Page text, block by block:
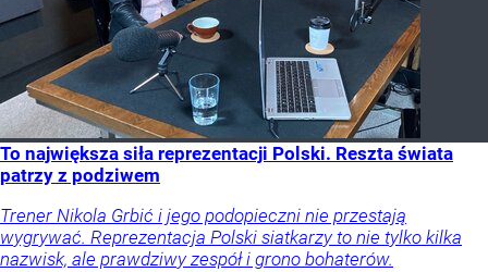
To największa siła reprezentacji Polski. Reszta świata
patrzy z podziwem
Trener Nikola Grbić i jego podopieczni nie przestają
wygrywać. Reprezentacja Polski siatkarzy to nie tylko kilka
nazwisk, ale prawdziwy zespół i grono bohaterów.